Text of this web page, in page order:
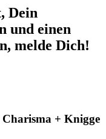
Dein
und einen
melde Dich!
+ Knigge